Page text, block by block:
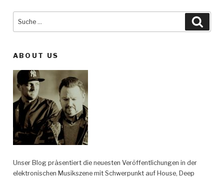
ABOUT US
Unser Blog präsentiert die neuesten Veröffentlichungen in der
elektronischen Musikszene mit Schwerpunkt auf House, Deep